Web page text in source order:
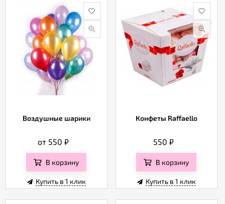
Воздушные шарики
от 550₽
В корзину
Купить в 1 клик
Конфеты Raffaello
550 ₽
В корзину
Купить в 1 клик